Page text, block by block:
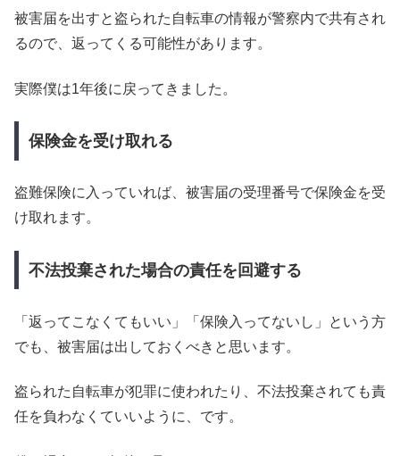
被害届を出すと盗られた自転車の情報が警察内で共有され
るので、返ってくる可能性があります。
実際僕は1年後に戻ってきました。
保険金を受け取れる
盗難保険に入っていれば、被害届の受理番号で保険金を受
け取れます。
不法投棄された場合の責任を回避する
「返ってこなくてもいい」「保険入ってないし」という方
でも、被害届は出しておくべきと思います。
盗られた自転車が犯罪に使われたり、不法投棄されても責
任を負わなくていいように、です。